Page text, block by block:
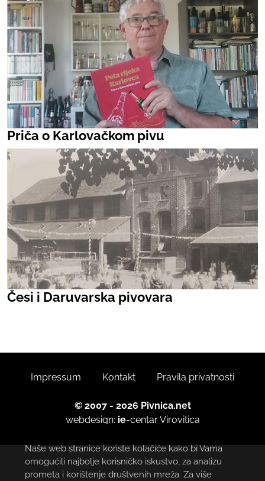
Priča o Karlovačkom pivu
Česi i Daruvarska pivovara
Impressum Kontakt Pravila privatnosti
© 2007 - 2026 Pivnica.net
webdesign: ie-centarVirovitica
Naše web stranice koriste kolačiće kako bi Vama
omogućili najbolje korisničko iskustvo, za analizu
prometa i korištenje društvenih mreža. Za više